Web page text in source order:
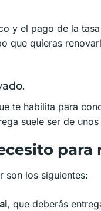
y el pago de la
que quieras
te habilita para
suele ser de unos
son los siguientes:
, que deberás